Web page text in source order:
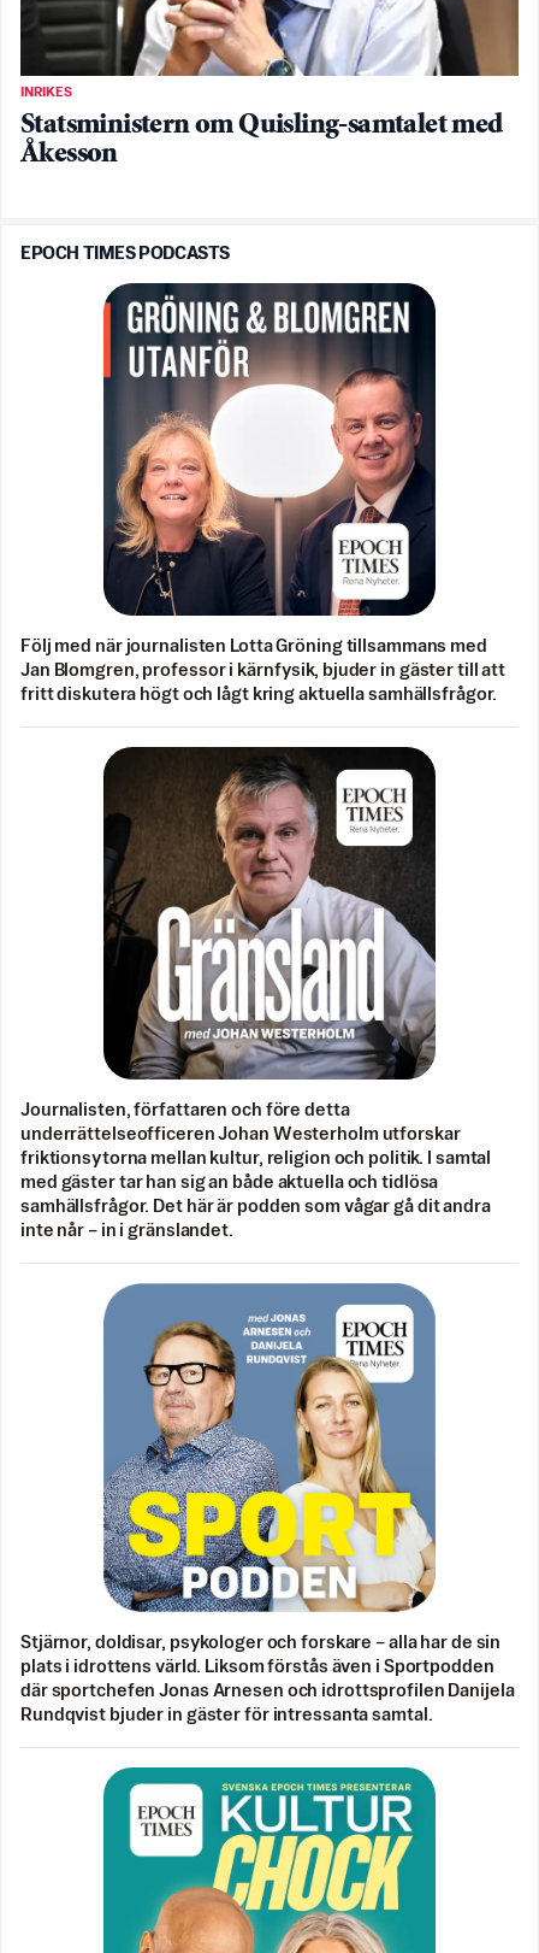
INRIKES
Statsministern om Quisling-samtalet med
Åkesson
EPOCH TIMES PODCASTS
Följ med när journalisten Lotta Gröning tillsammans med
Jan Blomgren, professor i kärnfysik, bjuder in gäster till att
fritt diskutera högt och lågt kring aktuella samhällsfrågor.
Journalisten, författaren och före detta
underrättelseofficeren Johan Westerholm utforskar
friktionsytorna mellan kultur, religion och politik. I samtal
med gäster tar han sig an både aktuella och tidlösa
samhällsfrågor. Det här är podden som vågar gå dit andra
inte når – in i gränslandet.
Stjärnor, doldisar, psykologer och forskare – alla har de sin
plats i idrottens värld. Liksom förstås även i Sportpodden
där sportchefen Jonas Arnesen och idrottsprofilen Danijela
Rundqvist bjuder in gäster för intressanta samtal.